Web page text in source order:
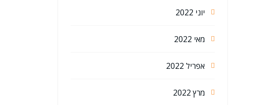
יוני 2022
מאי 2022
אפריל 2022
מרץ 2022